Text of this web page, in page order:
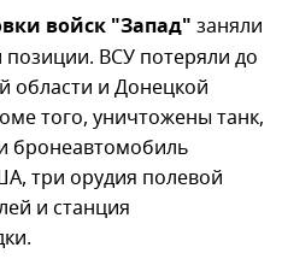
войск "Запад" заняли
ВСУ потеряли до
области и Донецкой
того, уничтожены танк,
бронеавтомобиль
три орудия полевой
и станция